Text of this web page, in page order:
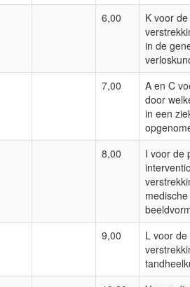
6,00
K voor
in de
7,00
A en C
door
in een
8,00
I voor de
medische
9,00
L voor